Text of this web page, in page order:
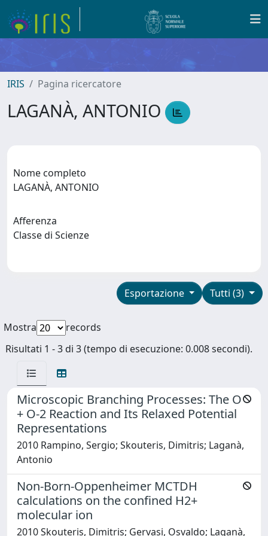
IRIS Pagina ricercatore
LAGANÀ, ANTONIO
Nome completo
LAGANÀ, ANTONIO
Afferenza
Classe di Scienze
Tutti (3)
Esportazione
Mostra
records
Risultati 1 - 3 di 3 (tempo di esecuzione: 0.008 secondi).
Microscopic Branching Processes: The O
+ O-2 Reaction and Its Relaxed Potential
Representations
2010 Rampino, Sergio; Skouteris, Dimitris; Laganà,
Antonio
Non-Born-Oppenheimer MCTDH
calculations on the confined H2+
molecular ion
2010 Skouteris, Dimitris; Gervasi, Osvaldo; Laganà,